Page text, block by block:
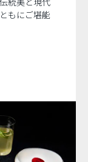
もにご堪能